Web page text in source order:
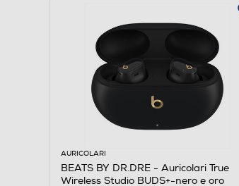
AURICOLARI
BEATS BY DR.DRE - Auricolari True
Wireless Studio BUDS+-nero e oro